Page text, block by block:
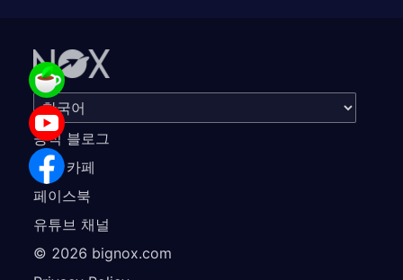
공식 블로그
공식 카페
페이스북
유튜브 채널
© 2026 bignox.com